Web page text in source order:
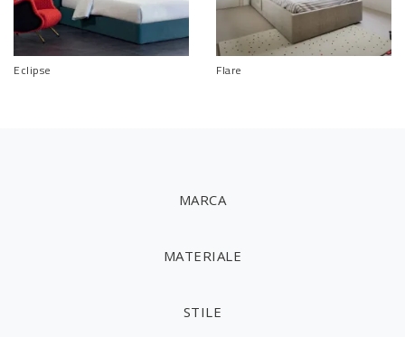
Eclipse Flare
MARCA
MATERIALE
STILE